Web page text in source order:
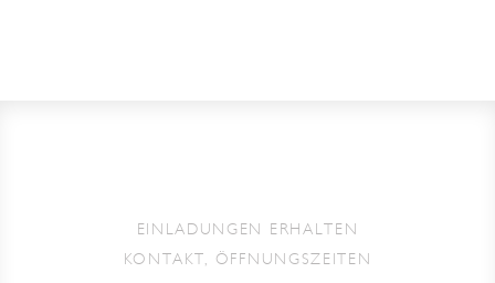
EINLADUNGEN ERHALTEN
KONTAKT, ÖFFNUNGSZEITEN